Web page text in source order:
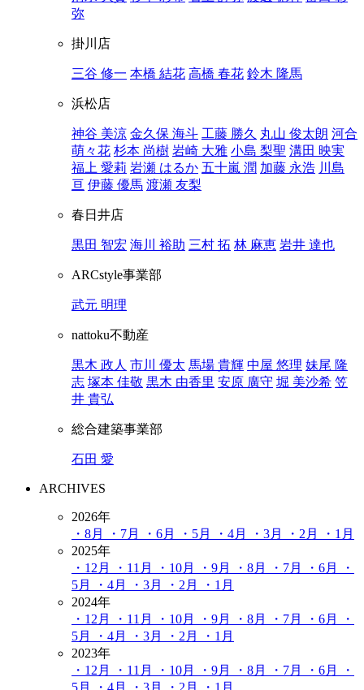
弥
掛川店
三谷 修一 本橋 結花 高橋 春花 鈴木 隆馬
浜松店
神谷 美涼 金久保 海斗 工藤 勝久 丸山 俊太朗 河合
萌々花 杉本 尚樹 岩崎 大雅 小島 梨聖 溝田 映実
福上 愛莉 岩瀬 はるか 五十嵐 潤 加藤 永浩 川島
亘 伊藤 優馬 渡瀬 友梨
春日井店
黒田 智宏 海川 裕助 三村 拓 林 麻恵 岩井 達也
ARCstyle事業部
武元 明理
nattoku不動産
黒木 政人 市川 優太 馬場 貴輝 中屋 悠理 妹尾 隆
志 塚本 佳敬 黒木 由香里 安原 廣守 堀 美沙希 笠
井 貴弘
総合建築事業部
石田 愛
ARCHIVES
2026年
・8月
・7月 ・6月 ・5月 ・4月 ・3月 ・2月
・1月
2025年
・12月
・11月 ・10月 ・9月 ・8月 ・7月 ・6月
・
5月
・4月 ・3月 ・2月
・1月
2024年
・12月
・11月 ・10月 ・9月 ・8月 ・7月 ・6月
・
5月
・4月 ・3月 ・2月
・1月
2023年
・12月
・11月 ・10月 ・9月 ・8月 ・7月 ・6月
・
5月
・4月 ・3月 ・2月
・1月